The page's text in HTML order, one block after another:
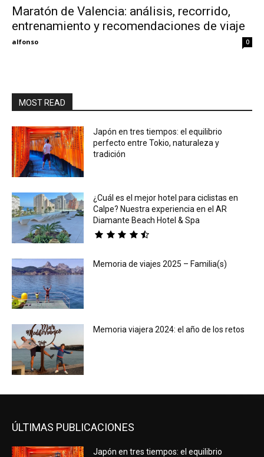
Maratón de Valencia: análisis, recorrido,
entrenamiento y recomendaciones de viaje
alfonso 0
MOST READ
Japón en tres tiempos: el equilibrio
perfecto entre Tokio, naturaleza y
tradición
¿Cuál es el mejor hotel para ciclistas en
Calpe? Nuestra experiencia en el AR
Diamante Beach Hotel & Spa
Memoria de viajes 2025 – Familia(s)
Memoria viajera 2024: el año de los retos
ÚLTIMAS PUBLICACIONES
Japón en tres tiempos: el equilibrio